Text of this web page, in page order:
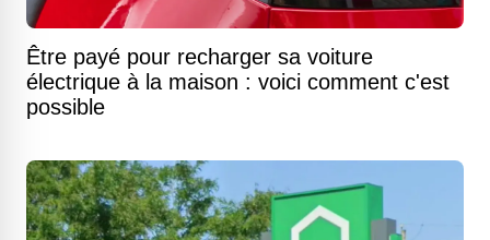
Être payé pour recharger sa voiture
électrique à la maison : voici comment c'est
possible